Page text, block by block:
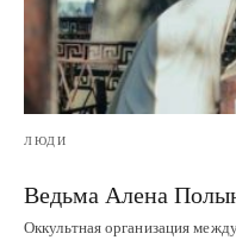
ЛЮДИ
Ведьма Алена
Оккультная организация